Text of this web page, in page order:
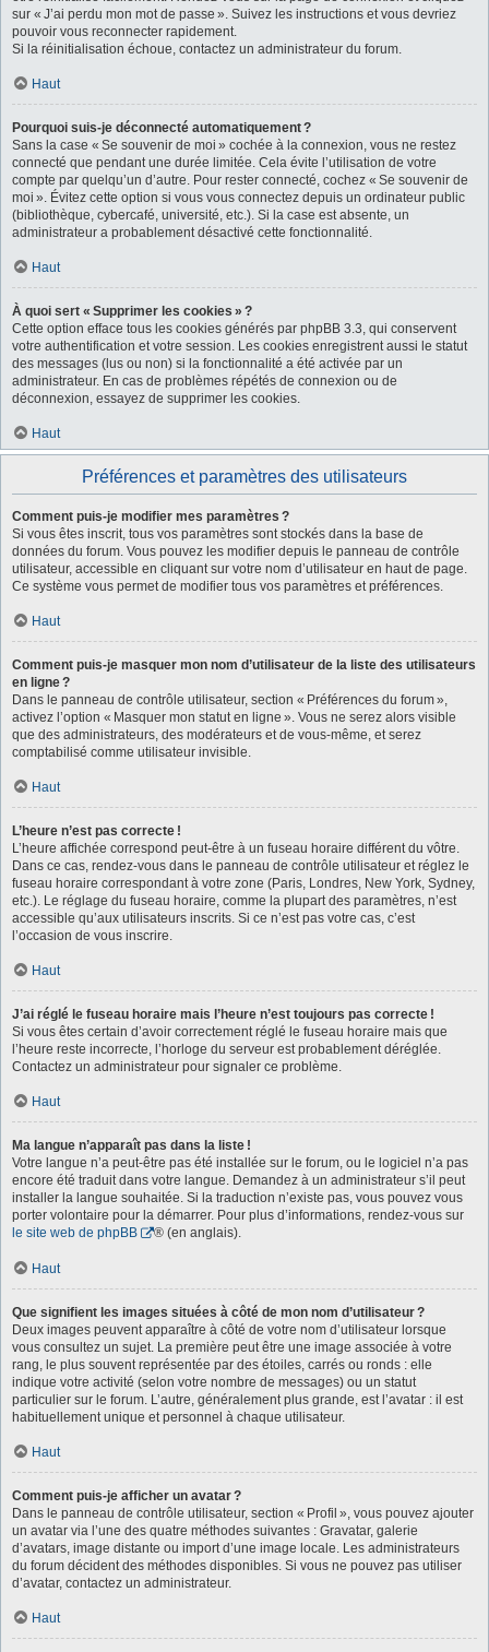
sur « J’ai perdu mon mot de passe ». Suivez les instructions et vous devriez
pouvoir vous reconnecter rapidement.
Si la réinitialisation échoue, contactez un administrateur du forum.
Haut
Pourquoi suis-je déconnecté automatiquement ?
Sans la case « Se souvenir de moi » cochée à la connexion, vous ne restez
connecté que pendant une durée limitée. Cela évite l’utilisation de votre
compte par quelqu’un d’autre. Pour rester connecté, cochez « Se souvenir de
moi ». Évitez cette option si vous vous connectez depuis un ordinateur public
(bibliothèque, cybercafé, université, etc.). Si la case est absente, un
administrateur a probablement désactivé cette fonctionnalité.
Haut
À quoi sert « Supprimer les cookies » ?
Cette option efface tous les cookies générés par phpBB 3.3, qui conservent
votre authentification et votre session. Les cookies enregistrent aussi le statut
des messages (lus ou non) si la fonctionnalité a été activée par un
administrateur. En cas de problèmes répétés de connexion ou de
déconnexion, essayez de supprimer les cookies.
Haut
Préférences et paramètres des utilisateurs
Comment puis-je modifier mes paramètres ?
Si vous êtes inscrit, tous vos paramètres sont stockés dans la base de
données du forum. Vous pouvez les modifier depuis le panneau de contrôle
utilisateur, accessible en cliquant sur votre nom d’utilisateur en haut de page.
Ce système vous permet de modifier tous vos paramètres et préférences.
Haut
Comment puis-je masquer mon nom d’utilisateur de la liste des utilisateurs
en ligne ?
Dans le panneau de contrôle utilisateur, section « Préférences du forum »,
activez l’option « Masquer mon statut en ligne ». Vous ne serez alors visible
que des administrateurs, des modérateurs et de vous-même, et serez
comptabilisé comme utilisateur invisible.
Haut
L’heure n’est pas correcte !
L’heure affichée correspond peut-être à un fuseau horaire différent du vôtre.
Dans ce cas, rendez-vous dans le panneau de contrôle utilisateur et réglez le
fuseau horaire correspondant à votre zone (Paris, Londres, New York, Sydney,
etc.). Le réglage du fuseau horaire, comme la plupart des paramètres, n’est
accessible qu’aux utilisateurs inscrits. Si ce n’est pas votre cas, c’est
l’occasion de vous inscrire.
Haut
J’ai réglé le fuseau horaire mais l’heure n’est toujours pas correcte !
Si vous êtes certain d’avoir correctement réglé le fuseau horaire mais que
l’heure reste incorrecte, l’horloge du serveur est probablement déréglée.
Contactez un administrateur pour signaler ce problème.
Haut
Ma langue n’apparaît pas dans la liste !
Votre langue n’a peut-être pas été installée sur le forum, ou le logiciel n’a pas
encore été traduit dans votre langue. Demandez à un administrateur s’il peut
installer la langue souhaitée. Si la traduction n’existe pas, vous pouvez vous
porter volontaire pour la démarrer. Pour plus d’informations, rendez-vous sur
le site web de phpBB
® (en anglais).
Haut
Que signifient les images situées à côté de mon nom d’utilisateur ?
Deux images peuvent apparaître à côté de votre nom d’utilisateur lorsque
vous consultez un sujet. La première peut être une image associée à votre
rang, le plus souvent représentée par des étoiles, carrés ou ronds : elle
indique votre activité (selon votre nombre de messages) ou un statut
particulier sur le forum. L’autre, généralement plus grande, est l’avatar : il est
habituellement unique et personnel à chaque utilisateur.
Haut
Comment puis-je afficher un avatar ?
Dans le panneau de contrôle utilisateur, section « Profil », vous pouvez ajouter
un avatar via l’une des quatre méthodes suivantes : Gravatar, galerie
d’avatars, image distante ou import d’une image locale. Les administrateurs
du forum décident des méthodes disponibles. Si vous ne pouvez pas utiliser
d’avatar, contactez un administrateur.
Haut